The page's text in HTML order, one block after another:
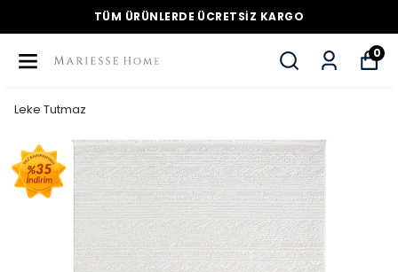
TÜM ÜRÜNLERDE ÜCRETSİZ KARGO
0
Leke Tutmaz